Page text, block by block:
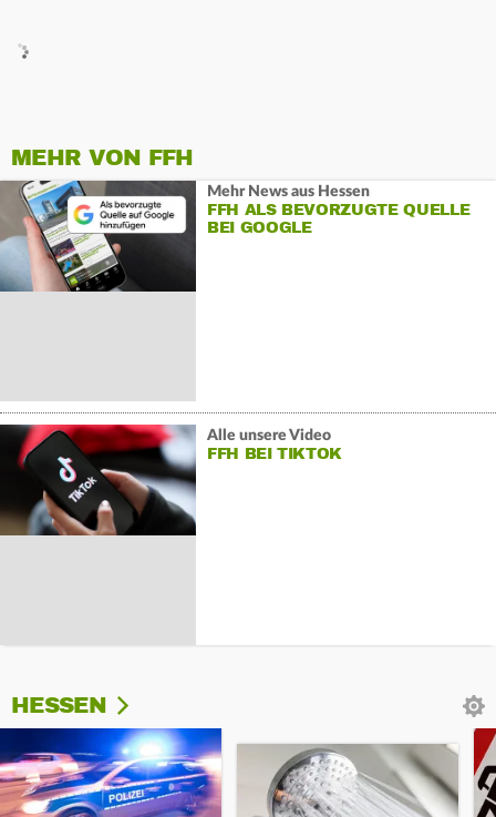
MEHR VON FFH
Mehr News aus Hessen
FFH ALS BEVORZUGTE QUELLE
BEI GOOGLE
Alle unsere Video
FFH BEI TIKTOK
HESSEN